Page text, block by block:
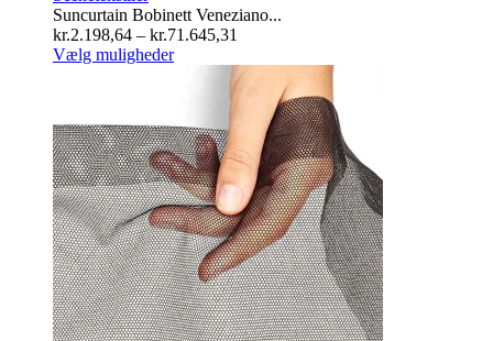
Suncurtain Bobinett Veneziano...
kr.2.198,64 – kr.71.645,31
til
kr.71.645,31
Vælg mulighederDette
varianter.
Mulighederne
kan
vælges
på
varesiden